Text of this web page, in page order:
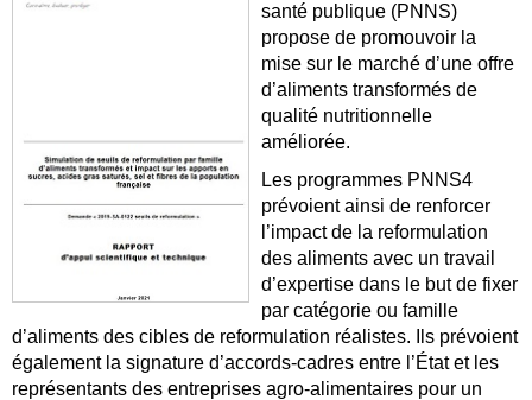
santé publique (PNNS)
propose de promouvoir la
mise sur le marché d’une offre
d’aliments transformés de
qualité nutritionnelle
améliorée.
Les programmes PNNS4
prévoient ainsi de renforcer
l’impact de la reformulation
des aliments avec un travail
d’expertise dans le but de fixer
par catégorie ou famille
d’aliments des cibles de reformulation réalistes. Ils prévoient
également la signature d’accords-cadres entre l’État et les
représentants des entreprises agro-alimentaires pour un